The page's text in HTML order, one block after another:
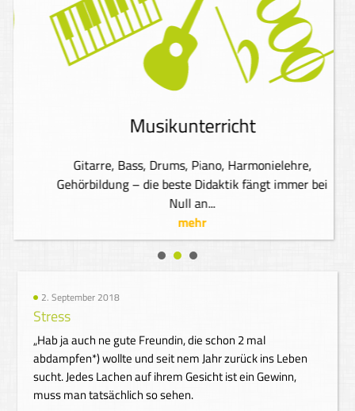
Musikunterricht
Gitarre, Bass, Drums, Piano, Harmonielehre,
Gehörbildung – die beste Didaktik fängt immer bei
Null an...
mehr
2. September 2018
Stress
„Hab ja auch ne gute Freundin, die schon 2 mal
abdampfen*) wollte und seit nem Jahr zurück ins Leben
sucht. Jedes Lachen auf ihrem Gesicht ist ein Gewinn,
muss man tatsächlich so sehen.